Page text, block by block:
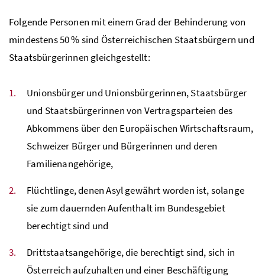
Folgende Personen mit einem Grad der Behinderung von
mindestens 50 % sind Österreichischen Staatsbürgern und
Staatsbürgerinnen gleichgestellt:
Unionsbürger und Unionsbürgerinnen, Staatsbürger
und Staatsbürgerinnen von Vertragsparteien des
Abkommens über den Europäischen Wirtschaftsraum,
Schweizer Bürger und Bürgerinnen und deren
Familienangehörige,
Flüchtlinge, denen Asyl gewährt worden ist, solange
sie zum dauernden Aufenthalt im Bundesgebiet
berechtigt sind und
Drittstaatsangehörige, die berechtigt sind, sich in
Österreich aufzuhalten und einer Beschäftigung